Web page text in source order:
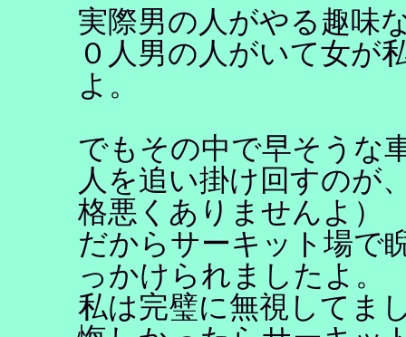
実際男の人がやる趣味
０人男の人がいて女が
よ。
でもその中で早そうな
人を追い掛け回すのが
格悪くありませんよ）
だからサーキット場で
っかけられましたよ。
私は完璧に無視してま